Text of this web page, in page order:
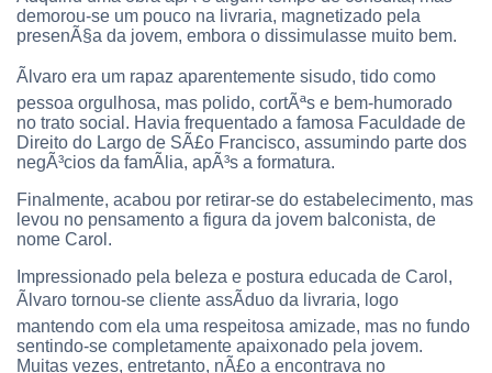
demorou-se um pouco na livraria, magnetizado pela
presenÃ§a da jovem, embora o dissimulasse muito bem.
Ãlvaro era um rapaz aparentemente sisudo, tido como
pessoa orgulhosa, mas polido, cortÃªs e bem-humorado
no trato social. Havia frequentado a famosa Faculdade de
Direito do Largo de SÃ£o Francisco, assumindo parte dos
negÃ³cios da famÃ­lia, apÃ³s a formatura.
Finalmente, acabou por retirar-se do estabelecimento, mas
levou no pensamento a figura da jovem balconista, de
nome Carol.
Impressionado pela beleza e postura educada de Carol,
Ãlvaro tornou-se cliente assÃ­duo da livraria, logo
mantendo com ela uma respeitosa amizade, mas no fundo
sentindo-se completamente apaixonado pela jovem.
Muitas vezes, entretanto, nÃ£o a encontrava no